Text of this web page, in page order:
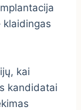
klaidingas
kai
kandidatai